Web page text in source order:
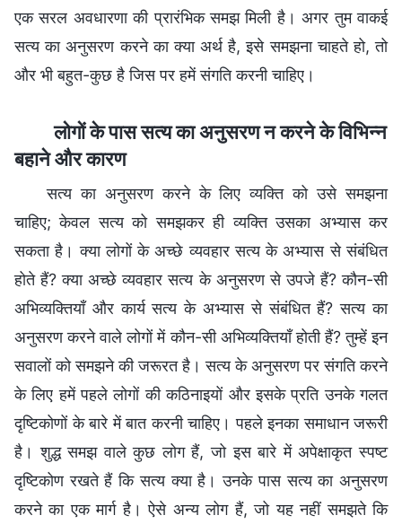
एक सरल अवधारणा की प्रारंभिक समझ मिली है। अगर तुम वाकई
सत्य का अनुसरण करने का क्या अर्थ है, इसे समझना चाहते हो, तो
और भी बहुत-कुछ है जिस पर हमें संगति करनी चाहिए।
लोगों के पास सत्य का अनुसरण न करने के विभिन्न
बहाने और कारण
सत्य का अनुसरण करने के लिए व्यक्ति को उसे समझना
चाहिए; केवल सत्य को समझकर ही व्यक्ति उसका अभ्यास कर
सकता है। क्या लोगों के अच्छे व्यवहार सत्य के अभ्यास से संबंधित
होते हैं? क्या अच्छे व्यवहार सत्य के अनुसरण से उपजे हैं? कौन-सी
अभिव्यक्तियाँ और कार्य सत्य के अभ्यास से संबंधित हैं? सत्य का
अनुसरण करने वाले लोगों में कौन-सी अभिव्यक्तियाँ होती हैं? तुम्हें इन
सवालों को समझने की जरूरत है। सत्य के अनुसरण पर संगति करने
के लिए हमें पहले लोगों की कठिनाइयों और इसके प्रति उनके गलत
दृष्टिकोणों के बारे में बात करनी चाहिए। पहले इनका समाधान जरूरी
है। शुद्ध समझ वाले कुछ लोग हैं, जो इस बारे में अपेक्षाकृत स्पष्ट
दृष्टिकोण रखते हैं कि सत्य क्या है। उनके पास सत्य का अनुसरण
करने का एक मार्ग है। ऐसे अन्य लोग हैं, जो यह नहीं समझते कि